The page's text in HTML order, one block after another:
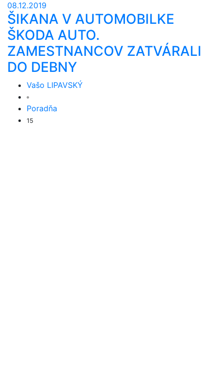
08.12.2019
ŠIKANA V AUTOMOBILKE
ŠKODA AUTO.
ZAMESTNANCOV ZATVÁRALI
DO DEBNY
Vašo LIPAVSKÝ
Poradňa
15